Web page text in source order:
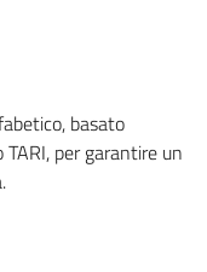
basato
per garantire un